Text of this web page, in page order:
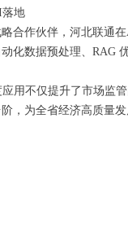
落地
合作伙伴，河北联通
化数据预处理、RAG
用不仅提升了市场监
，为全省经济高质量